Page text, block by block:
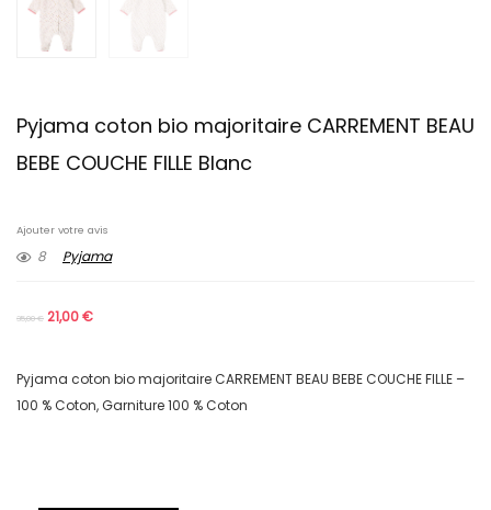
Pyjama coton bio majoritaire CARREMENT BEAU
BEBE COUCHE FILLE Blanc
Ajouter votre avis
8 Pyjama
35,00€ 21,00€
Pyjama coton bio majoritaire CARREMENT BEAU BEBE COUCHE FILLE –
100 % Coton, Garniture 100 % Coton